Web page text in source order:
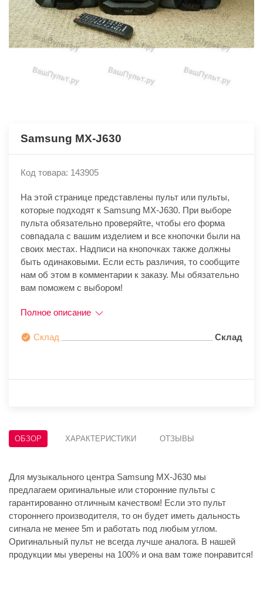
Samsung MX-J630
Код товара: 143905
На этой странице представлены пульт или пульты,
которые подходят к Samsung MX-J630. При выборе
пульта обязательно проверяйте, чтобы его форма
совпадала с вашим изделием и все кнопочки были на
своих местах. Надписи на кнопочках также должны
быть одинаковыми. Если есть различия, то сообщите
нам об этом в комментарии к заказу. Мы обязательно
вам поможем с выбором!
Полное описание
Склад Склад
ОБЗОР ХАРАКТЕРИСТИКИ ОТЗЫВЫ
Для музыкального центра Samsung MX-J630 мы
предлагаем оригинальные или сторонние пульты с
гарантированно отличным качеством! Если это пульт
стороннего производителя, то он будет иметь дальность
сигнала не менее 5m и работать под любым углом.
Оригинальный пульт не всегда лучше аналога. В нашей
продукции мы уверены на 100% и она вам тоже понравится!